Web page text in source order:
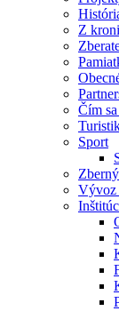
Z
Čím
Sport
Vývoz